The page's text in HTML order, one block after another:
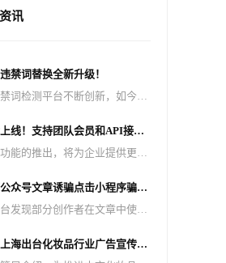
讯
禁词替换全新升级！
词检测平台不断创新，如今迎
成拼音、同音词、emoji 表
、* 号等多种形式！
线！支持团队会员和API接
业高效管理与智能检测！
能的推出，将为企业提供更加
容合规挑战。
众号文章诱骗点击小程序骗取
为的公告
发现部分创作者在文章中使用
整的内容，并插入诱导性小程序
上海出台化妆品行业广告宣传合